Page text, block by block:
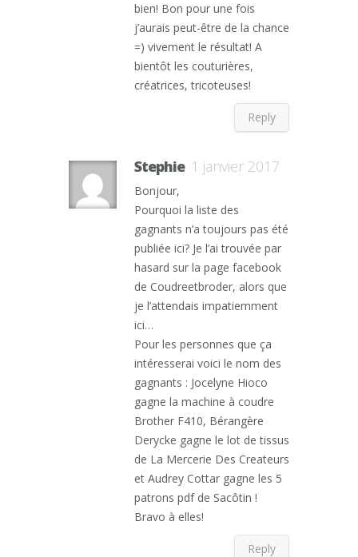
bien! Bon pour une fois
j’aurais peut-être de la chance
=) vivement le résultat! A
bientôt les couturières,
créatrices, tricoteuses!
Reply
Stephie 1 janvier 2017
Bonjour,
Pourquoi la liste des
gagnants n’a toujours pas été
publiée ici? Je l’ai trouvée par
hasard sur la page facebook
de Coudreetbroder, alors que
je l’attendais impatiemment
ici…
Pour les personnes que ça
intéresserai voici le nom des
gagnants : Jocelyne Hioco
gagne la machine à coudre
Brother F410, Bérangère
Derycke gagne le lot de tissus
de La Mercerie Des Createurs
et Audrey Cottar gagne les 5
patrons pdf de Sacôtin !
Bravo à elles!
Reply